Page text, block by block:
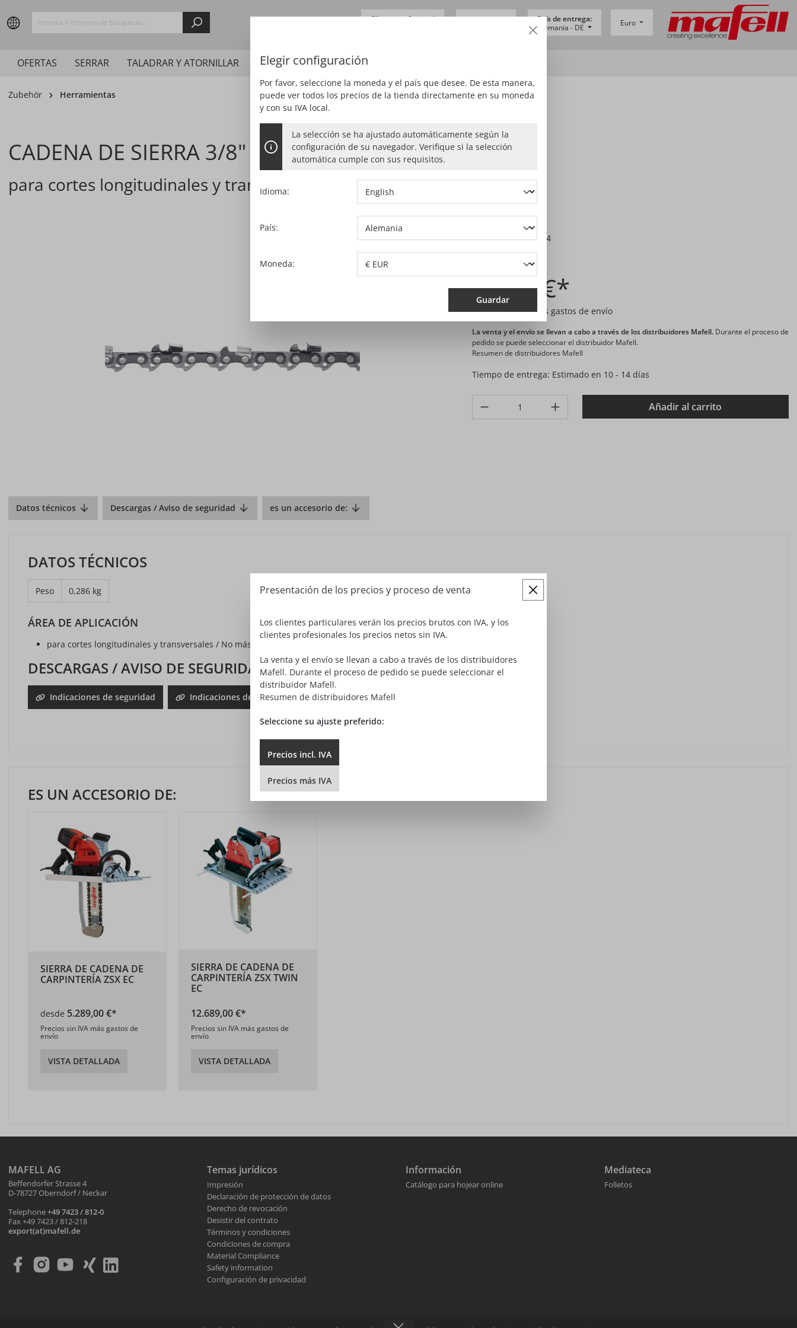
Zur Hauptnavigation springen
Cliente profesional
País de entrega:
Alemania - DE Euro
OFERTAS SERRAR TALADRAR Y ATORNILLAR LIJAR CEPILLAR FRESAR
Zubehör Herramientas
CADENA DE SIERRA 3/8" 400 P
para cortes longitudinales y transversales / No más disponible
N.º artículo:006974
1 unidad
81,40 €*
Precios sin IVA más gastos de envío
La venta y el envío se llevan a cabo a través de los distribuidores Mafell. Durante el proceso de
pedido se puede seleccionar el distribuidor Mafell.
Resumen de distribuidores Mafell
Tiempo de entrega: Estimado en 10 - 14 días
Produkt Anzahl: Gib den gewünschten Wert ein oder benutze die
Añadir al carrito
Datos técnicos Descargas / Aviso de seguridad es un accesorio de:
DATOS TÉCNICOS
Peso 0,286 kg
ÁREA DE APLICACIÓN
para cortes longitudinales y transversales / No más disponible
DESCARGAS / AVISO DE SEGURIDAD
Indicaciones de seguridad Indicaciones de seguridad para herramientas
ES UN ACCESORIO DE:
SIERRA DE CADENA DE
CARPINTERÍA ZSX EC
desde 5.289,00 €*
Precios sin IVA más gastos de
envío
VISTA DETALLADA
SIERRA DE CADENA DE
CARPINTERÍA ZSX TWIN
EC
12.689,00 €*
Precios sin IVA más gastos de
envío
VISTA DETALLADA
MAFELL AG
Beffendorfer Strasse 4
D-78727 Oberndorf / Neckar
Telephone+49 7423 / 812-0
Fax +49 7423 / 812-218
export(at)mafell.de
Temas jurídicos
Impresión
Declaración de protección de datos
Derecho de revocación
Desistir del contrato
Términos y condiciones
Condiciones de compra
Material Compliance
Safety information
Configuración de privacidad
Información
Catálogo para hojear online
Mediateca
Folletos
Presentación de los precios y proceso de venta
Los clientes particulares verán los precios brutos con IVA, y los
clientes profesionales los precios netos sin IVA.
La venta y el envío se llevan a cabo a través de los distribuidores
Mafell. Durante el proceso de pedido se puede seleccionar el
distribuidor Mafell.
Resumen de distribuidores Mafell
Seleccione su ajuste preferido:
Precios incl. IVA
Precios más IVA
Elegir configuración
Por favor, seleccione la moneda y el país que desee. De esta manera,
puede ver todos los precios de la tienda directamente en su moneda
y con su IVA local.
La selección se ha ajustado automáticamente según la
configuración de su navegador. Verifique si la selección
automática cumple con sus requisitos.
Idioma:
País:
Moneda:
Guardar